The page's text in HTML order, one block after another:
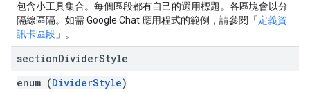
包含小工具集合。每個區段都有自己的選用標題。各區塊會以分
隔線區隔。如需 Google Chat 應用程式的範例，請參閱「定義資
訊卡區段 」。
sectionDividerStyle
enum (DividerStyle)